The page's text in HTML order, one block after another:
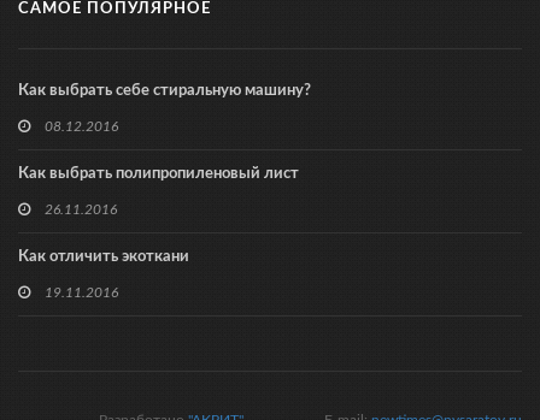
САМОЕ ПОПУЛЯРНОЕ
Как выбрать себе стиральную машину?
08.12.2016
Как выбрать полипропиленовый лист
26.11.2016
Как отличить экоткани
19.11.2016